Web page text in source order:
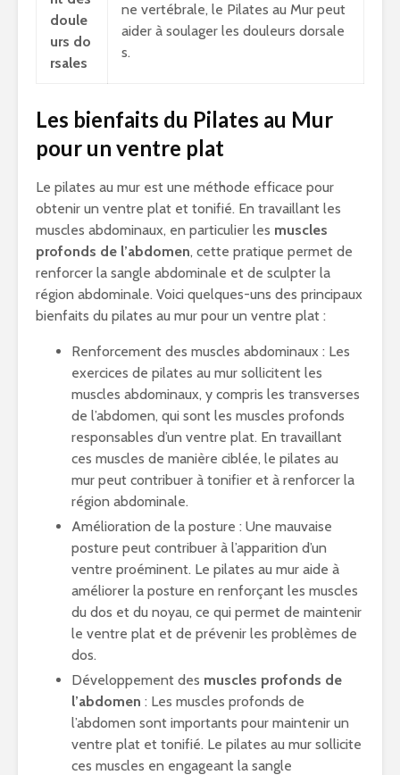
doule
urs do
rsales
ne vertébrale, le Pilates au Mur peut
aider à soulager les douleurs dorsale
s.
Les bienfaits du Pilates au Mur
pour un ventre plat
Le pilates au mur est une méthode efficace pour
obtenir un ventre plat et tonifié. En travaillant les
muscles abdominaux, en particulier les muscles
profonds de l’abdomen, cette pratique permet de
renforcer la sangle abdominale et de sculpter la
région abdominale. Voici quelques-uns des principaux
bienfaits du pilates au mur pour un ventre plat :
Renforcement des muscles abdominaux : Les
exercices de pilates au mur sollicitent les
muscles abdominaux, y compris les transverses
de l’abdomen, qui sont les muscles profonds
responsables d’un ventre plat. En travaillant
ces muscles de manière ciblée, le pilates au
mur peut contribuer à tonifier et à renforcer la
région abdominale.
Amélioration de la posture : Une mauvaise
posture peut contribuer à l’apparition d’un
ventre proéminent. Le pilates au mur aide à
améliorer la posture en renforçant les muscles
du dos et du noyau, ce qui permet de maintenir
le ventre plat et de prévenir les problèmes de
dos.
Développement des muscles profonds de
l’abdomen : Les muscles profonds de
l’abdomen sont importants pour maintenir un
ventre plat et tonifié. Le pilates au mur sollicite
ces muscles en engageant la sangle